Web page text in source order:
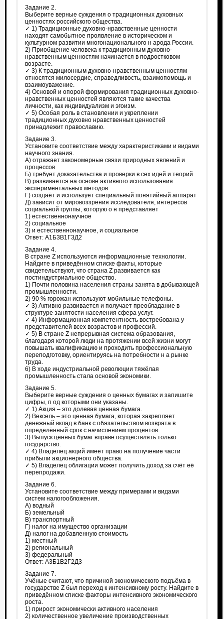
Задание 2.
Выберите верные суждения о традиционных духовных
ценностях российского общества.
✓ 1) Традиционные духовно-нравственные ценности
находят самобытное проявление в историческом и
культурном развитии многонационального н арода России.
2) Приобщение человека к традиционным духовно-
нравственным ценностям начинается в подростковом
возрасте.
✓ 3) К традиционным духовно-нравственным ценностям
относятся милосердие, справедливость, взаимопомощь и
взаимоуважение.
4) Основой и опорой формирования традиционных духовно-
нравственных ценностей являются такие качества
личности, как индивидуализм и эгоизм.
✓ 5) Особая роль в становлении и укреплении
традиционных духовно нравственных ценностей
принадлежит православию.
Задание 3.
Установите соответствие между характеристиками и видами
научного знания.
А) отражает закономерные связи природных явлений и
процессов
Б) требует доказательства и проверки в сех идей и теорий
В) развивается на основе активного использования
экспериментальных методов
Г) создаёт и использует специальный понятийный аппарат
Д) зависит от мировоззрения исследователя, интересов
социальной группы, которую о н представляет
1) естественнонаучное
2) социальное
3) и естественнонаучное, и социальное
Ответ: А1Б3В1Г3Д2
Задание 4.
В стране Z используются информационные технологии.
Найдите в приведённом списке факты, которые
свидетельствуют, что страна Z развивается как
постиндустриальное общество.
1) Почти половина населения страны занята в добывающей
промышленности.
2) 90 % горожан используют мобильные телефоны.
✓ 3) Активно развивается и получает преобладание в
структуре занятости населения сфера услуг.
✓ 4) Информационная компетентность востребована у
представителей всех возрастов и профессий.
✓ 5) В стране Z непрерывная система образования,
благодаря которой люди на протяжении всей жизни могут
повышать квалификацию и проходить профессиональную
переподготовку, ориентируясь на потребности н а рынке
труда.
6) В ходе индустриальной революции тяжёлая
промышленность стала основой экономики.
Задание 5.
Выберите верные суждения о ценных бумагах и запишите
цифры, п од которыми они указаны.
✓ 1) Акция – это долевая ценная бумага.
2) Вексель – это ценная бумага, которая закрепляет
денежный вклад в банк с обязательством возврата в
определённый срок с начислением процентов.
3) Выпуск ценных бумаг вправе осуществлять только
государство.
✓ 4) Владелец акций имеет право на получение части
прибыли акционерного общества.
✓ 5) Владелец облигации может получить доход за счёт её
перепродажи.
Задание 6.
Установите соответствие между примерами и видами
систем налогообложения.
А) водный
Б) земельный
В) транспортный
Г) налог на имущество организации
Д) налог на добавленную стоимость
1) местный
2) региональный
3) федеральный
Ответ: А3Б1В2Г2Д3
Задание 7.
Учёные считают, что причиной экономического подъёма в
государстве Z был переход к интенсивному росту. Найдите в
приведённом списке факторы интенсивного экономического
роста.
1) прирост экономически активного населения
2) количественное увеличение производственных